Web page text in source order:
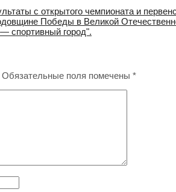
с открытого чемпионата и
Победы в Великой
спортивный город".
Обязательные поля помечены *